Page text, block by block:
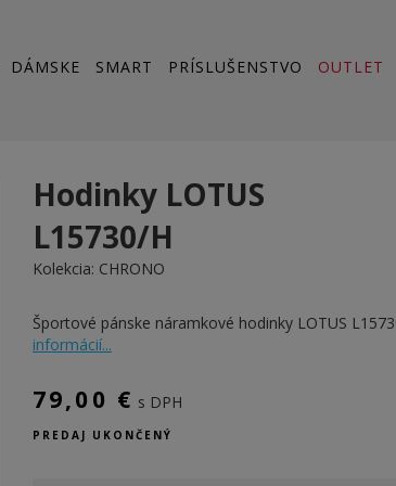
DÁMSKE SMART PRÍSLUŠENSTVO OUTLET
Hodinky LOTUS
L15730/H
Kolekcia: CHRONO
Športové pánske náramkové hodinky LOTUS
informácií...
79,00 € s DPH
PREDAJ UKONČENÝ